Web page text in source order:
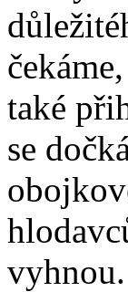
také
se
vyhnou.